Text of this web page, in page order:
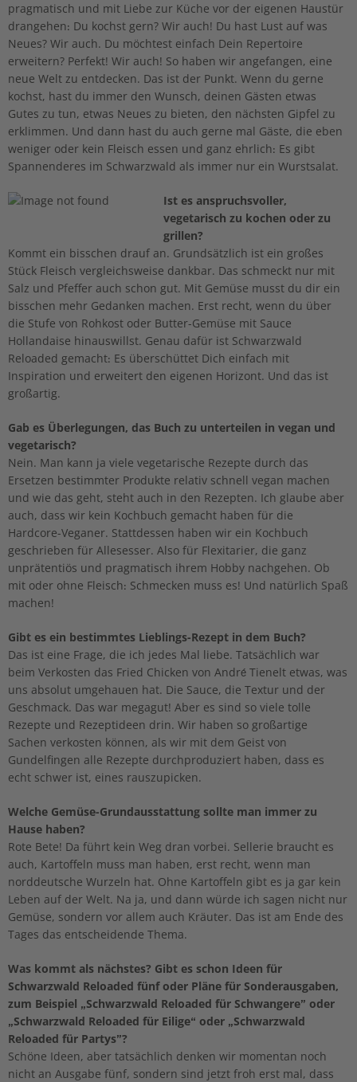
pragmatisch und mit Liebe zur Küche vor der eigenen Haustür
drangehen: Du kochst gern? Wir auch! Du hast Lust auf was
Neues? Wir auch. Du möchtest einfach Dein Repertoire
erweitern? Perfekt! Wir auch! So haben wir angefangen, eine
neue Welt zu entdecken. Das ist der Punkt. Wenn du gerne
kochst, hast du immer den Wunsch, deinen Gästen etwas
Gutes zu tun, etwas Neues zu bieten, den nächsten Gipfel zu
erklimmen. Und dann hast du auch gerne mal Gäste, die eben
weniger oder kein Fleisch essen und ganz ehrlich: Es gibt
Spannenderes im Schwarzwald als immer nur ein Wurstsalat.
Ist es anspruchsvoller,
vegetarisch zu kochen oder zu
grillen?
Kommt ein bisschen drauf an. Grundsätzlich ist ein großes
Stück Fleisch vergleichsweise dankbar. Das schmeckt nur mit
Salz und Pfeffer auch schon gut. Mit Gemüse musst du dir ein
bisschen mehr Gedanken machen. Erst recht, wenn du über
die Stufe von Rohkost oder Butter-Gemüse mit Sauce
Hollandaise hinauswillst. Genau dafür ist Schwarzwald
Reloaded gemacht: Es überschüttet Dich einfach mit
Inspiration und erweitert den eigenen Horizont. Und das ist
großartig.
Gab es Überlegungen, das Buch zu unterteilen in vegan und
vegetarisch?
Nein. Man kann ja viele vegetarische Rezepte durch das
Ersetzen bestimmter Produkte relativ schnell vegan machen
und wie das geht, steht auch in den Rezepten. Ich glaube aber
auch, dass wir kein Kochbuch gemacht haben für die
Hardcore-Veganer. Stattdessen haben wir ein Kochbuch
geschrieben für Allesesser. Also für Flexitarier, die ganz
unprätentiös und pragmatisch ihrem Hobby nachgehen. Ob
mit oder ohne Fleisch: Schmecken muss es! Und natürlich Spaß
machen!
Gibt es ein bestimmtes Lieblings-Rezept in dem Buch?
Das ist eine Frage, die ich jedes Mal liebe. Tatsächlich war
beim Verkosten das Fried Chicken von André Tienelt etwas, was
uns absolut umgehauen hat. Die Sauce, die Textur und der
Geschmack. Das war megagut! Aber es sind so viele tolle
Rezepte und Rezeptideen drin. Wir haben so großartige
Sachen verkosten können, als wir mit dem Geist von
Gundelfingen alle Rezepte durchproduziert haben, dass es
echt schwer ist, eines rauszupicken.
Welche Gemüse-Grundausstattung sollte man immer zu
Hause haben?
Rote Bete! Da führt kein Weg dran vorbei. Sellerie braucht es
auch, Kartoffeln muss man haben, erst recht, wenn man
norddeutsche Wurzeln hat. Ohne Kartoffeln gibt es ja gar kein
Leben auf der Welt. Na ja, und dann würde ich sagen nicht nur
Gemüse, sondern vor allem auch Kräuter. Das ist am Ende des
Tages das entscheidende Thema.
Was kommt als nächstes? Gibt es schon Ideen für
Schwarzwald Reloaded fünf oder Pläne für Sonderausgaben,
zum Beispiel „Schwarzwald Reloaded für Schwangere” oder
„Schwarzwald Reloaded für Eilige“ oder „Schwarzwald
Reloaded für Partys”?
Schöne Ideen, aber tatsächlich denken wir momentan noch
nicht an Ausgabe fünf, sondern sind jetzt froh erst mal, dass